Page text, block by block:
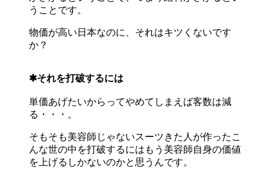
うことです。
物価が高い日本なのに、それはキツくないです
か？
✱それを打破するには
単価あげたいからってやめてしまえば客数は減
る・・・。
そもそも美容師じゃないスーツきた人が作ったこ
んな世の中を打破するにはもう美容師自身の価値
を上げるしかないのかと思うんです。